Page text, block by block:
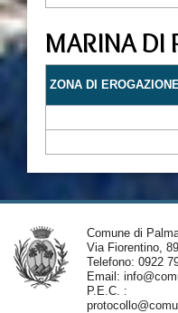
MARINA DI
ZONA DI
Comune di
Via Fiorentino,
Telefono: 0922
Email:
P.E.C. :